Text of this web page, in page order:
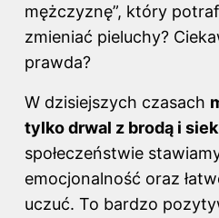
mężczyznę”, który
zmieniać pieluchy?
prawda?
W dzisiejszych czasach
tylko drwal z brodą i
społeczeństwie
emocjonalność oraz
uczuć. To bardzo